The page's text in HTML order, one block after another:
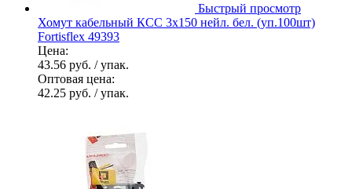
Быстрый просмотр
Хомут кабельный КСС 3х150 нейл. бел. (уп.100шт)
Fortisflex 49393
Цена:
43.56 руб. / упак.
Оптовая цена:
42.25 руб. / упак.